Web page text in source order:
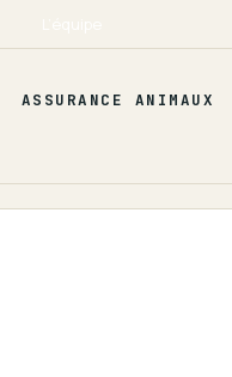
ASSURANCE ANIMAUX